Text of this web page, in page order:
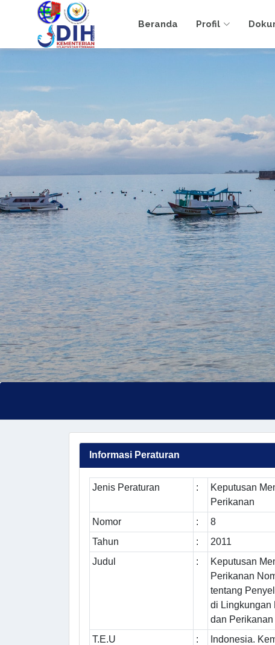
Beranda Profil
Informasi Peraturan
Jenis Peraturan :
Keputusan
Perikanan
Nomor
:
8
Tahun
:
2011
Judul
:
Keputusan
Perikanan
tentang
di Lingkungan
dan Perikanan
T.E.U
:
Indonesia.